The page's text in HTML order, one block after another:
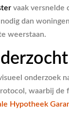
vaak versnelde
dan
weerstaan.
onderzoek
waarbij
Hypotheek